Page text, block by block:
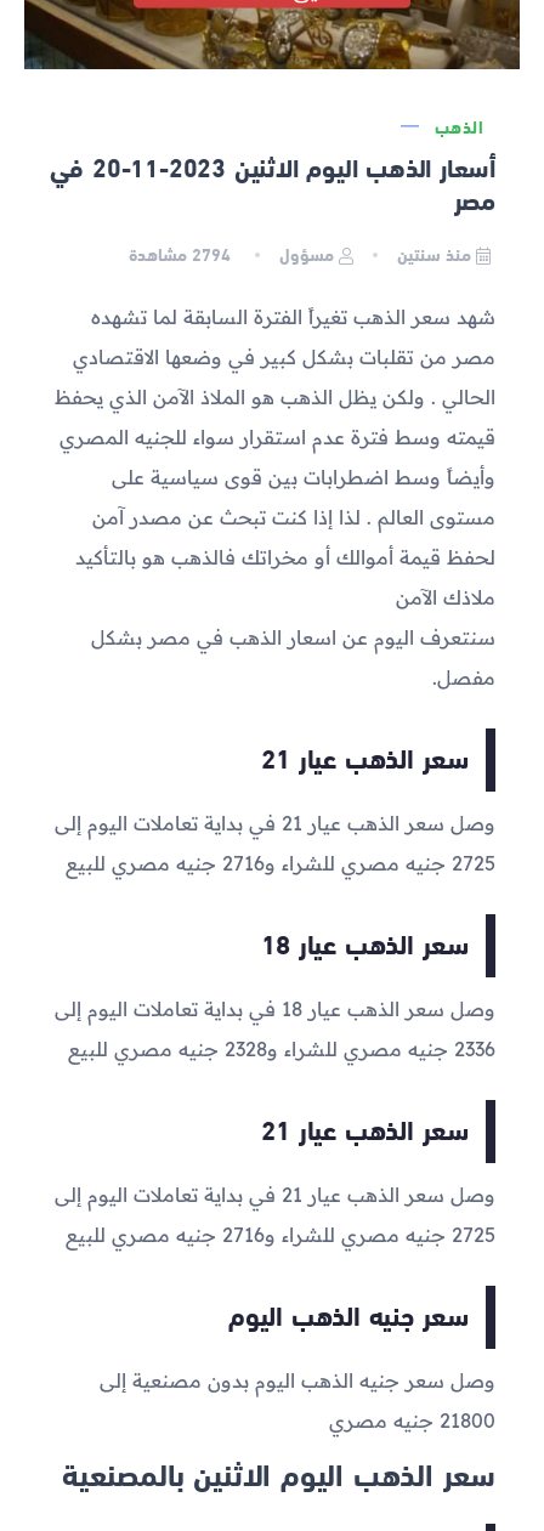
الذهب
أسعار الذهب اليوم الاثنين 2023-11-20 في
مصر
منذ سنتين مسؤول مشاهدة
شهد سعر الذهب تغيراً الفترة السابقة لما تشهده
مصر من تقلبات بشكل كبير في وضعها الاقتصادي
الحالي . ولكن يظل الذهب هو الملاذ الآمن الذي يحفظ
قيمته وسط فترة عدم استقرار سواء للجنيه المصري
وأيضاً وسط اضطرابات بين قوى سياسية على
مستوى العالم . لذا إذا كنت تبحث عن مصدر آمن
لحفظ قيمة أموالك أو مخراتك فالذهب هو بالتأكيد
ملاذك الآمن
سنتعرف اليوم عن اسعار الذهب في مصر بشكل
مفصل.
سعر الذهب عيار 21
وصل سعر الذهب عيار 21 في بداية تعاملات اليوم إلى
2725 جنيه مصري للشراء و2716 جنيه مصري للبيع
سعر الذهب عيار 18
وصل سعر الذهب عيار 18 في بداية تعاملات اليوم إلى
2336 جنيه مصري للشراء و2328 جنيه مصري للبيع
سعر الذهب عيار 21
وصل سعر الذهب عيار 21 في بداية تعاملات اليوم إلى
2725 جنيه مصري للشراء و2716 جنيه مصري للبيع
سعر جنيه الذهب اليوم
وصل سعر جنيه الذهب اليوم بدون مصنعية إلى
21800 جنيه مصري
سعر الذهب اليوم الاثنين بالمصنعية